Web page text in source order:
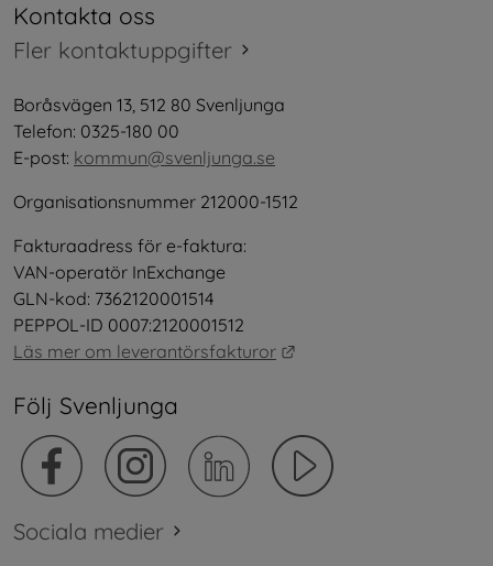
Kontakta oss
Fler kontaktuppgifter
Boråsvägen 13, 512 80 Svenljunga
Telefon: 0325-180 00
E-post: kommun@svenljunga.se
Organisationsnummer 212000-1512
Fakturaadress för e-faktura:
VAN-operatör InExchange
GLN-kod: 7362120001514
PEPPOL-ID 0007:2120001512
Läs mer om leverantörsfakturor
Följ Svenljunga
Sociala medier